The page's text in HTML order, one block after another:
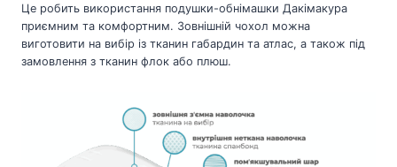
Це робить використання подушки-обнімашки Дакімакура
приємним та комфортним. Зовнішній чохол можна
виготовити на вибір із тканин габардин та атлас, а також під
замовлення з тканин флок або плюш.